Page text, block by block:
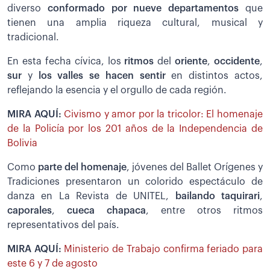
diverso conformado por nueve departamentos que
tienen una amplia riqueza cultural, musical y
tradicional.
En esta fecha cívica, los ritmosdeloriente, occidente,
sur y los valles se hacen sentiren distintos actos,
reflejando la esencia y el orgullo de cada región.
MIRA AQUÍ: Civismo y amor por la tricolor: El homenaje
de la Policía por los 201 años de la Independencia de
Bolivia
Como parte del homenaje, jóvenes del Ballet Orígenes y
Tradiciones presentaron un colorido espectáculo de
danza en La Revista de UNITEL,
bailando taquirari,
caporales, cueca chapaca, entre otros ritmos
representativos del país.
MIRA AQUÍ: Ministerio de Trabajo confirma feriado para
este 6 y 7 de agosto